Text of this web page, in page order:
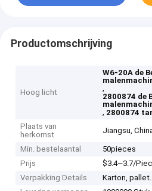
Productomschrijving
Hoog licht
W6-20A de
,
2800874 de
, 2800874
Plaats van
herkomst
Jiangsu,
Min. bestelaantal
50pieces
Prijs
$3.4~3.7/
Verpakking Details
Karton,